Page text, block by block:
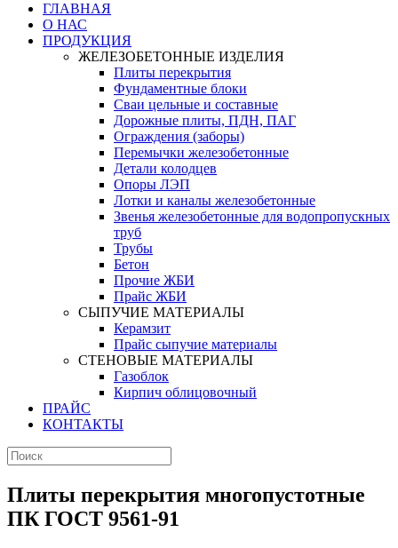
ГЛАВНАЯ
О НАС
ПРОДУКЦИЯ
ЖЕЛЕЗОБЕТОННЫЕ ИЗДЕЛИЯ
Плиты перекрытия
Фундаментные блоки
Сваи цельные и составные
Дорожные плиты, ПДН, ПАГ
Ограждения (заборы)
Перемычки железобетонные
Детали колодцев
Опоры ЛЭП
Лотки и каналы железобетонные
Звенья железобетонные для водопропускных
труб
Трубы
Бетон
Прочие ЖБИ
Прайс ЖБИ
СЫПУЧИЕ МАТЕРИАЛЫ
Керамзит
Прайс сыпучие материалы
СТЕНОВЫЕ МАТЕРИАЛЫ
Газоблок
Кирпич облицовочный
ПРАЙС
КОНТАКТЫ
Плиты перекрытия многопустотные
ПК ГОСТ 9561-91